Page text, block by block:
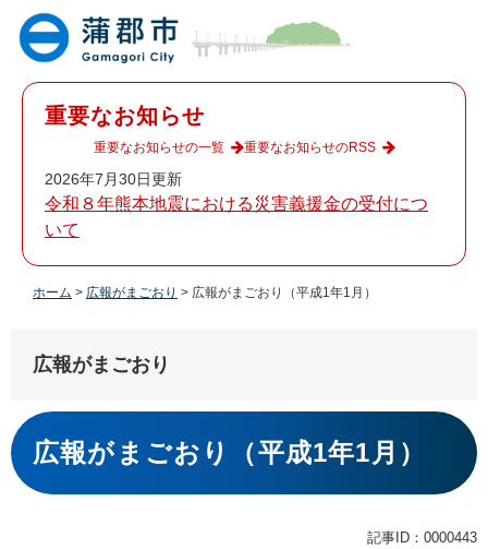
重要なお知らせ
2026年7月30日更新
令和８年熊本地震における災害義援金の受付につ
いて
重要なお知らせの一覧 重要なお知らせのRSS
ホーム > 広報がまごおり > 広報がまごおり（平成1年1月）
広報がまごおり
本
文
広報がまごおり（平成1年1月）
記事ID：0000443